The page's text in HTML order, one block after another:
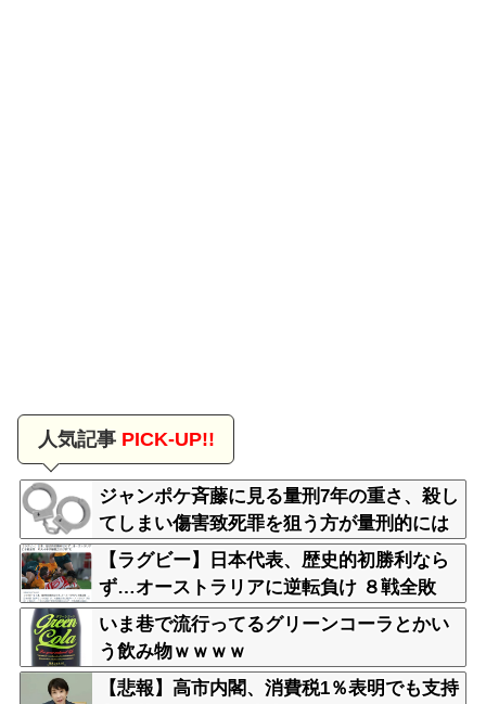
人気記事PICK-UP!!
ジャンポケ斉藤に見る量刑7年の重さ、殺し
てしまい傷害致死罪を狙う方が量刑的には
軽いと話題
【ラグビー】日本代表、歴史的初勝利なら
ず…オーストラリアに逆転負け ８戦全敗
いま巷で流行ってるグリーンコーラとかい
う飲み物ｗｗｗｗ
【悲報】高市内閣、消費税1％表明でも支持